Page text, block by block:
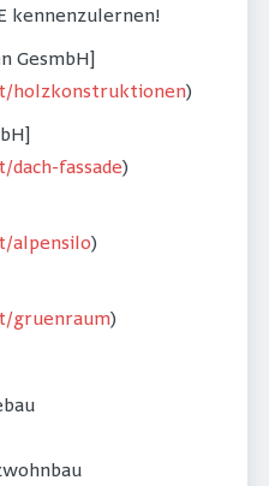
kennenzulernen!
GesmbH]
holzkonstruktionen)
fassade)
alpensilo)
gruenraum)